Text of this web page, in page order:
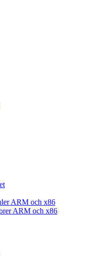
ARM och x86
ARM och x86